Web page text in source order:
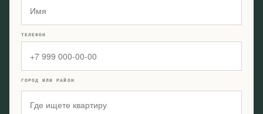
ТЕЛЕФОН
ГОРОД ИЛИ РАЙОН